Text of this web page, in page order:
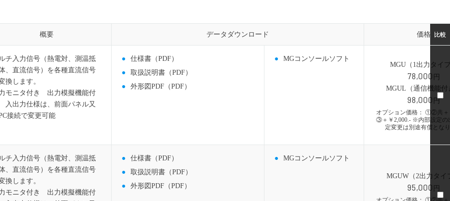
概要 データダウンロード 価格
チ入力信号（熱電対、測温抵
、直流信号）を各種直流信号
換します。
モニタ付き 出力模擬機能付
入出力仕様は、前面パネル又
接続で変更可能
仕様書（PDF）
取扱説明書（PDF）
外形図PDF（PDF）
MGコンソールソフト
MGU（1出力タイ
78,000 円
MGUL（通信機能付
98,000 円
オプション価格： ①②共＋
③＋￥2,000.- ※内部設定の
定変更は別途有償とな
チ入力信号（熱電対、測温抵
、直流信号）を各種直流信号
換します。
モニタ付き 出力模擬機能付
仕様書（PDF）
取扱説明書（PDF）
外形図PDF（PDF）
MGコンソールソフト
MGUW（2出力タイ
95,000 円
概要 データダウンロード 価格 比較
比較